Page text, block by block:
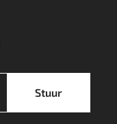
Stuur